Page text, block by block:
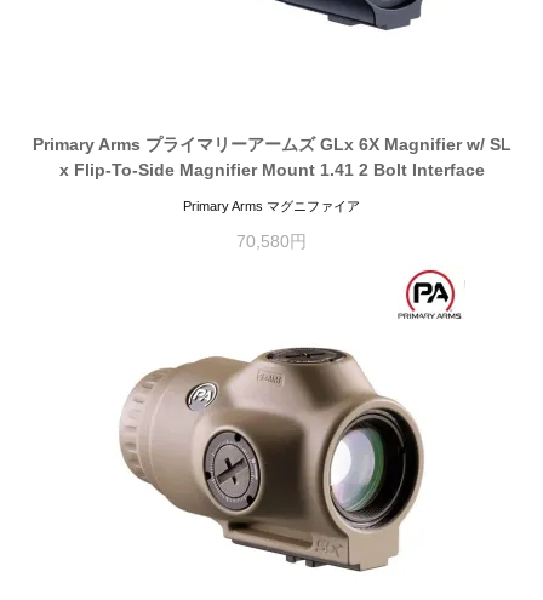
Primary Arms プライマリーアームズ GLx 6X Magnifier w/ SL
x Flip-To-Side Magnifier Mount 1.41 2 Bolt Interface
Primary Arms マグニファイア
70,580円